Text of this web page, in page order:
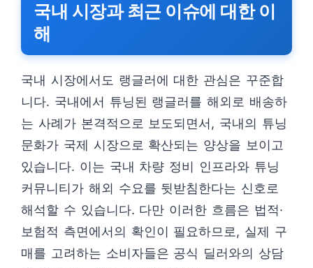
국내 시장과 최근 이슈에 대한 이
해
국내 시장에서도 랭글러에 대한 관심은 꾸준합
니다. 국내에서 튜닝된 랭글러를 해외로 배송하
는 사례가 본격적으로 보도되면서, 국내의 튜닝
문화가 국제 시장으로 확산되는 양상을 보이고
있습니다. 이는 국내 차량 정비 인프라와 튜닝
커뮤니티가 해외 수요를 뒷받침한다는 신호로
해석할 수 있습니다. 다만 이러한 흐름은 법적·
보험적 측면에서의 확인이 필요하므로, 실제 구
매를 고려하는 소비자들은 공식 딜러와의 상담